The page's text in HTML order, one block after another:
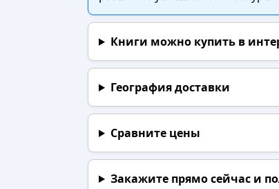
Книги можно купить в
География доставки
Сравните цены
Закажите прямо сейчаси